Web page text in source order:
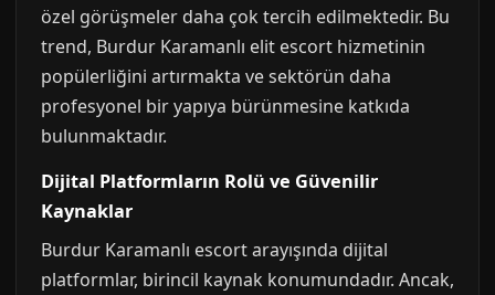
özel görüşmeler daha çok tercih edilmektedir. Bu
trend, Burdur Karamanlı elit escort hizmetinin
popülerliğini artırmakta ve sektörün daha
profesyonel bir yapıya bürünmesine katkıda
bulunmaktadır.
Dijital Platformların Rolü ve Güvenilir
Kaynaklar
Burdur Karamanlı escort arayışında dijital
platformlar, birincil kaynak konumundadır. Ancak,